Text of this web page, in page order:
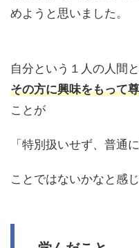
めようと思いました。
自分という１人の人間
その方に興味をもって
ことが
「特別扱いせず、普通
ことではないかなと感じ